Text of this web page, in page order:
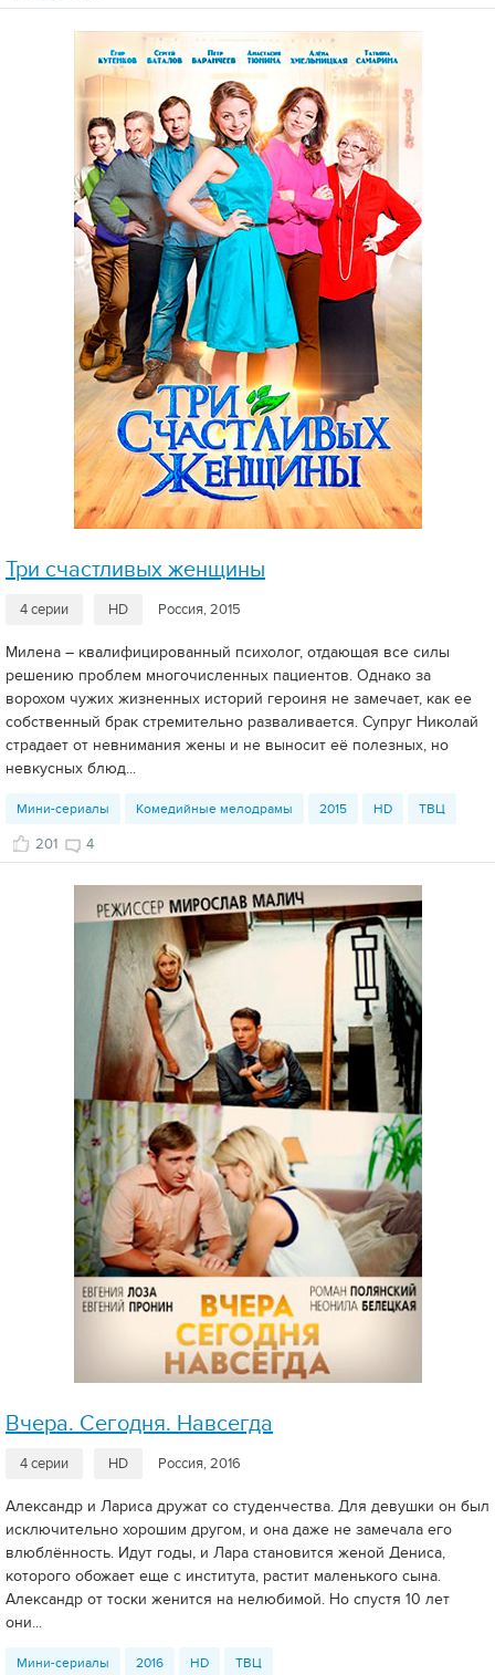
Три счастливых женщины
4 серии HD Россия, 2015
Милена – квалифицированный психолог, отдающая все силы
решению проблем многочисленных пациентов. Однако за
ворохом чужих жизненных историй героиня не замечает, как ее
собственный брак стремительно разваливается. Супруг Николай
страдает от невнимания жены и не выносит её полезных, но
невкусных блюд...
Мини-сериалы Комедийные мелодрамы 2015 HD ТВЦ
201 4
Вчера. Сегодня. Навсегда
4 серии HD Россия, 2016
Александр и Лариса дружат со студенчества. Для девушки он был
исключительно хорошим другом, и она даже не замечала его
влюблённость. Идут годы, и Лара становится женой Дениса,
которого обожает еще с института, растит маленького сына.
Александр от тоски женится на нелюбимой. Но спустя 10 лет
они...
Мини-сериалы 2016 HD ТВЦ